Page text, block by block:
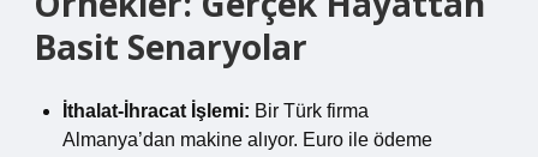
Basit Senaryolar
İthalat-İhracat İşlemi: Bir Türk firma
Almanya’dan makine alıyor. Euro ile ödeme